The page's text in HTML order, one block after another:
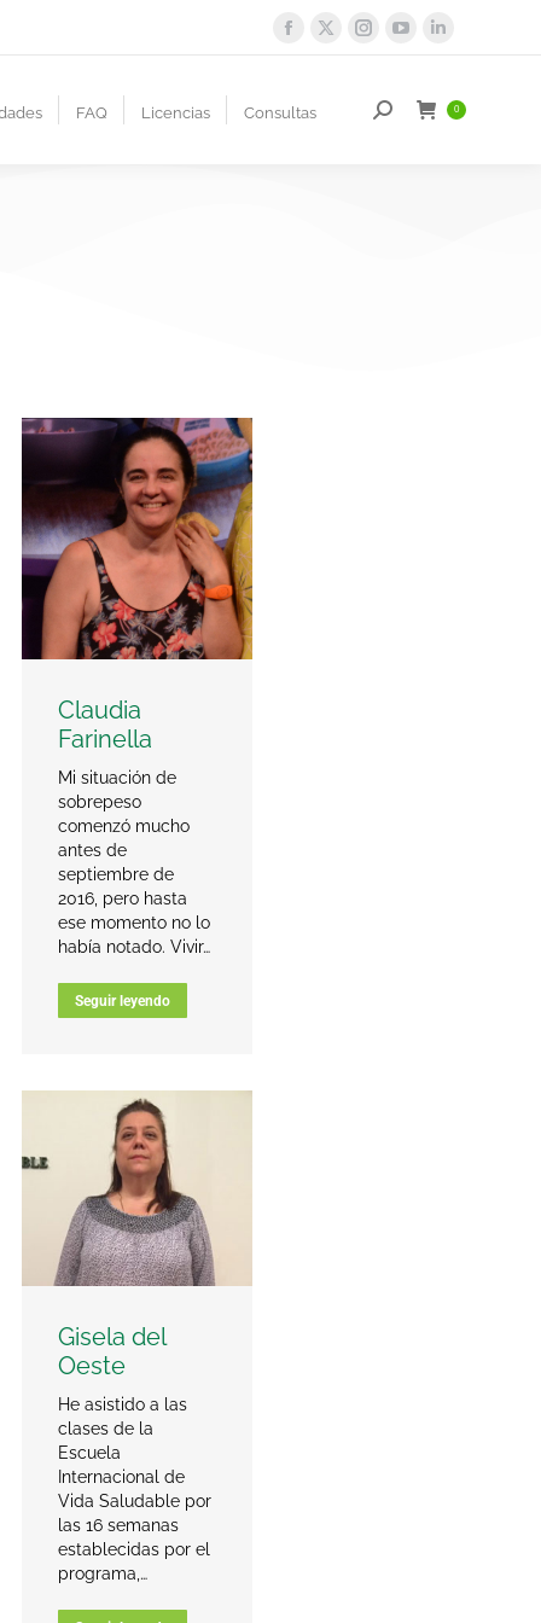
FAQ Licencias Consultas 0
Claudia
Farinella
Mi situación de
sobrepeso
comenzó mucho
antes de
septiembre de
2016, pero hasta
ese momento no lo
había notado. Vivir…
Seguir leyendo
Gisela del
Oeste
He asistido a las
clases de la
Escuela
Internacional de
Vida Saludable por
las 16 semanas
establecidas por el
programa,…